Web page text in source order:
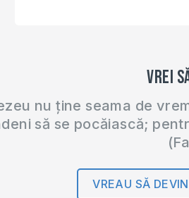
Vrei
nu ține seama de
să se pocăiască;
VREAU SĂ